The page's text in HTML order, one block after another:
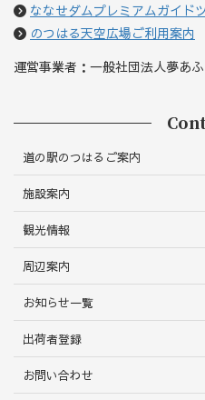
ななせダムプレミアムガイド
のつはる天空広場ご利用案内
運営事業者：一般社団法人夢あ
道の駅のつはるご案内
施設案内
観光情報
周辺案内
お知らせ一覧
出荷者登録
お問い合わせ